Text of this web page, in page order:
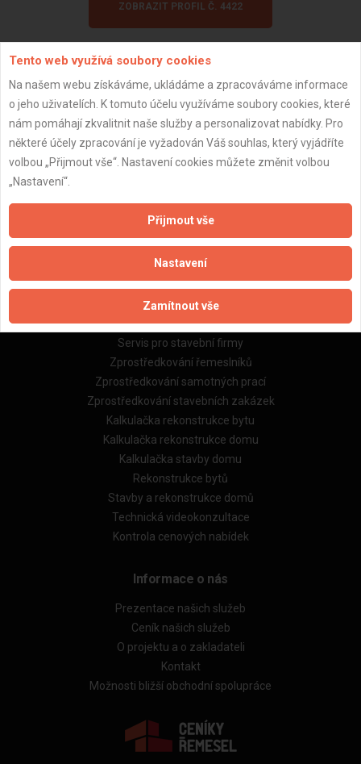
ZOBRAZIT PROFIL Č. 4422
Důležité informace
Naše firmy a řemeslníci
Obchodní podmínky (zprostředkování)
Naše excelové tabulky online
Naše služby
Servis pro stavební firmy
Zprostředkování řemeslníků
Zprostředkování samotných prací
Zprostředkování stavebních zakázek
Kalkulačka rekonstrukce bytu
Kalkulačka rekonstrukce domu
Kalkulačka stavby domu
Rekonstrukce bytů
Stavby a rekonstrukce domů
Technická videokonzultace
Kontrola cenových nabídek
Informace o nás
Prezentace našich služeb
Ceník našich služeb
O projektu a o zakladateli
Kontakt
Možnosti bližší obchodní spolupráce
Tento web využívá soubory cookies
Na našem webu získáváme, ukládáme a zpracováváme informace
o jeho uživatelích. K tomuto účelu využíváme soubory cookies, které
nám pomáhají zkvalitnit naše služby a personalizovat nabídky. Pro
některé účely zpracování je vyžadován Váš souhlas, který vyjádříte
volbou „Přijmout vše“. Nastavení cookies můžete změnit volbou
„Nastavení“.
Přijmout vše
Nastavení
Zamítnout vše